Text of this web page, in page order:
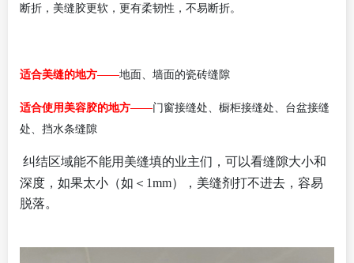
断折，美缝胶更软，更有柔韧性，不易断折。
适合美缝的地方——地面、墙面的瓷砖缝隙
适合使用美容胶的地方——门窗接缝处、橱柜接缝处、台盆接缝
处、挡水条缝隙
纠结区域能不能用美缝填的业主们，可以看缝隙大小和
深度，如果太小（如＜ 1mm），美缝剂打不进去，容易
脱落。